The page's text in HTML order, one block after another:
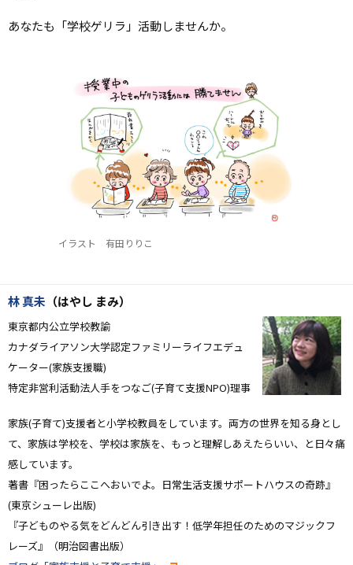
あなたも「学校ゲリラ」活動しませんか。
イラスト 有田りりこ
林 真未 （はやし まみ）
東京都内公立学校教諭
カナダライアソン大学認定ファミリーライフエデュ
ケーター(家族支援職)
特定非営利活動法人手をつなご(子育て支援NPO)理事
家族(子育て)支援者と小学校教員をしています。両方の世界を知る身とし
て、家族は学校を、学校は家族を、もっと理解しあえたらいい、と日々痛
感しています。
著書『困ったらここへおいでよ。日常生活支援サポートハウスの奇跡』
(東京シューレ出版)
『子どものやる気をどんどん引き出す！低学年担任のためのマジックフ
レーズ』（明治図書出版）